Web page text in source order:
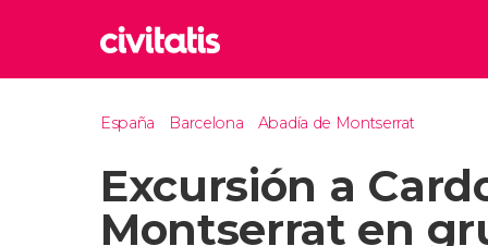
Reino
España Barcelona Abadía de Montserrat
Excursión a
Montserrat en